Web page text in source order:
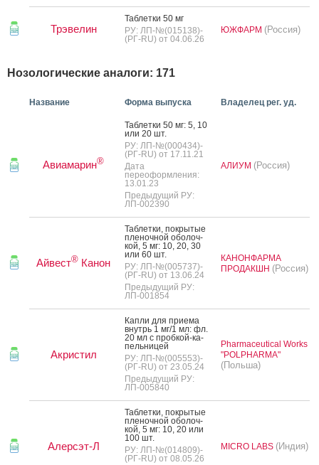
Трэвелин
Таб­летки 50 мг
РУ: ЛП-№(015138)-
(РГ-RU) от 04.06.26
ЮЖФАРМ (Россия)
Нозологические аналоги: 171
Название Форма выпуска Владелец рег. уд.
Авиамарин®
Таб­летки 50 мг: 5, 10
или 20 шт.
РУ: ЛП-№(000434)-
(РГ-RU) от 17.11.21
Дата
переоформления:
13.01.23
Предыдущий РУ:
ЛП-002390
АЛИУМ (Россия)
Айвест® Канон
Таб­летки, пок­ры­тые
пле­ноч­ной обо­лоч­
кой, 5 мг: 10, 20, 30
или 60 шт.
РУ: ЛП-№(005737)-
(РГ-RU) от 13.06.24
Предыдущий РУ:
ЛП-001854
КАНОНФАРМА
ПРОДАКШН (Россия)
Акристил
Кап­ли для при­ема
внутрь 1 мг/1 мл: фл.
20 мл с проб­кой-ка­
пель­ни­цей
РУ: ЛП-№(005553)-
(РГ-RU) от 23.05.24
Предыдущий РУ:
ЛП-005840
Pharmaceutical Works
"POLPHARMA"
(Польша)
Алерсэт-Л
Таб­летки, пок­ры­тые
пле­ноч­ной обо­лоч­
кой, 5 мг: 10, 20 или
100 шт.
РУ: ЛП-№(014809)-
(РГ-RU) от 08.05.26
MICRO LABS (Индия)